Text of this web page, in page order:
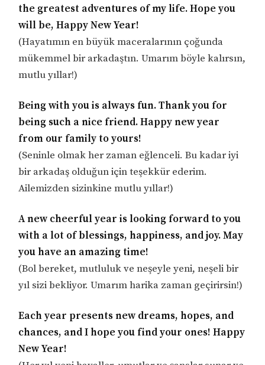
the greatest adventures of my life. Hope you
will be, Happy New Year!
(Hayatımın en büyük maceralarının çoğunda
mükemmel bir arkadaştın. Umarım böyle kalırsın,
mutlu yıllar!)
Being with you is always fun. Thank you for
being such a nice friend. Happy new year
from our family to yours!
(Seninle olmak her zaman eğlenceli. Bu kadar iyi
bir arkadaş olduğun için teşekkür ederim.
Ailemizden sizinkine mutlu yıllar!)
A new cheerful year is looking forward to you
with a lot of blessings, happiness, and joy. May
you have an amazing time!
(Bol bereket, mutluluk ve neşeyle yeni, neşeli bir
yıl sizi bekliyor. Umarım harika zaman geçirirsin!)
Each year presents new dreams, hopes, and
chances, and I hope you find your ones! Happy
New Year!